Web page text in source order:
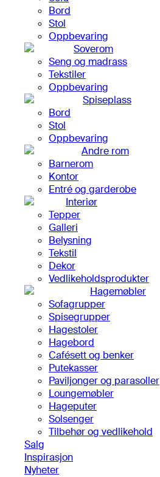
Bord
Stol
Oppbevaring
Soverom
Seng og madrass
Tekstiler
Oppbevaring
Spiseplass
Bord
Stol
Oppbevaring
Andre rom
Barnerom
Kontor
Entré og garderobe
Interiør
Tepper
Galleri
Belysning
Tekstil
Dekor
Vedlikeholdsprodukter
Hagemøbler
Sofagrupper
Spisegrupper
Hagestoler
Hagebord
Cafésett og benker
Putekasser
Paviljonger og parasoller
Loungemøbler
Hageputer
Solsenger
Tilbehør og vedlikehold
Salg
Inspirasjon
Nyheter